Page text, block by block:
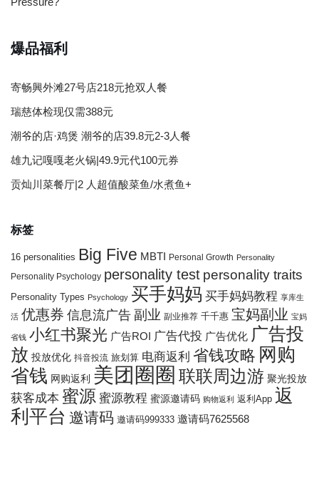
爆品福利
寄畅興外滩27号店218元抢双人餐
瑞慈体检现仅需388元
潮爷的店·鸡煲 潮爷的店39.8元2-3人餐
雄九记嘎嘎老火锅|49.9元代100元券
贡灿川菜餐厅|2 人超值酸菜鱼/水煮鱼+
标签
16 personalities Big Five MBTI Personal Growth Personality
Personality Psychology personality test personality traits
Personality Types Psychology 买手妈妈 买手妈妈教程 享库生
活 优惠券 信息流广告副业 副业推荐 千千惠 宝妈副业 宝妈
省钱 小红书聚光 广告ROI 广告代投 广告优化 广告投
放 投放优化 抖音投流 旅划算 电商返利 省钱攻略 网购
省钱 网购返利 美团圈圈 联联周边游 聚光投放
获客成本 蜜源 蜜源教程 蜜源邀请码 购物返利 返利App 返
利平台 邀请码 邀请码999333 邀请码7625568